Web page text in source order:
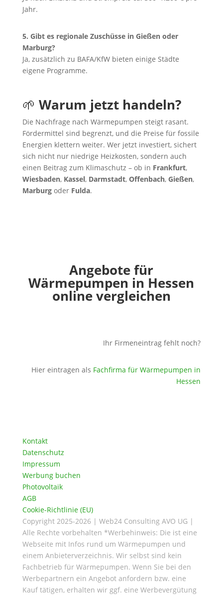
Jahr.
5. Gibt es regionale Zuschüsse in Gießen oder
Marburg?
Ja, zusätzlich zu BAFA/KfW bieten einige Städte
eigene Programme.
🌱 Warum jetzt handeln?
Die Nachfrage nach Wärmepumpen steigt rasant.
Fördermittel sind begrenzt, und die Preise für fossile
Energien klettern weiter. Wer jetzt investiert, sichert
sich nicht nur niedrige Heizkosten, sondern auch
einen Beitrag zum Klimaschutz – ob in Frankfurt,
Wiesbaden, Kassel, Darmstadt, Offenbach, Gießen,
Marburgoder Fulda.
Angebote für
Wärmepumpen in Hessen
online vergleichen
Ihr Firmeneintrag fehlt noch?
Hier eintragen als Fachfirma für Wärmepumpen in
Hessen
Kontakt
Datenschutz
Impressum
Werbung buchen
Photovoltaik
AGB
Cookie-Richtlinie (EU)
Copyright 2025-2026 | Web24 Consulting AVO UG |
Alle Rechte vorbehalten *Werbehinweis: Die ist eine
Webseite mit Infos rund um Wärmepumpen und
einem Anbieterverzeichnis. Wir selbst sind kein
Fachbetrieb für Wärmepumpen. Wenn Sie bei den
Werbepartnern ein Angebot anfordern bzw. eine
Kauf tätigen, erhalten wir ggf. eine Werbevergütung